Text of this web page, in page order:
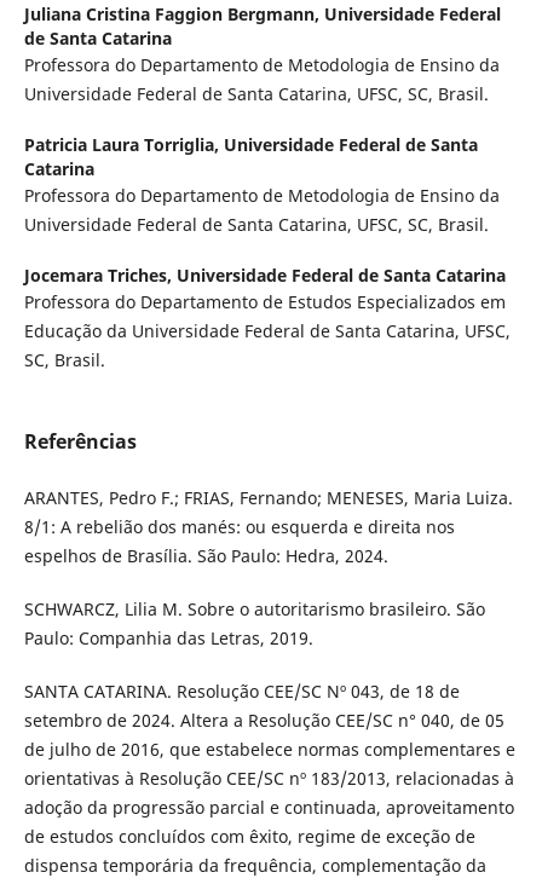
Juliana Cristina Faggion Bergmann, Universidade Federal
de Santa Catarina
Professora do Departamento de Metodologia de Ensino da
Universidade Federal de Santa Catarina, UFSC, SC, Brasil.
Patricia Laura Torriglia, Universidade Federal de Santa
Catarina
Professora do Departamento de Metodologia de Ensino da
Universidade Federal de Santa Catarina, UFSC, SC, Brasil.
Jocemara Triches, Universidade Federal de Santa Catarina
Professora do Departamento de Estudos Especializados em
Educação da Universidade Federal de Santa Catarina, UFSC,
SC, Brasil.
Referências
ARANTES, Pedro F.; FRIAS, Fernando; MENESES, Maria Luiza.
8/1: A rebelião dos manés: ou esquerda e direita nos
espelhos de Brasília. São Paulo: Hedra, 2024.
SCHWARCZ, Lilia M. Sobre o autoritarismo brasileiro. São
Paulo: Companhia das Letras, 2019.
SANTA CATARINA. Resolução CEE/SC Nº 043, de 18 de
setembro de 2024. Altera a Resolução CEE/SC n° 040, de 05
de julho de 2016, que estabelece normas complementares e
orientativas à Resolução CEE/SC nº 183/2013, relacionadas à
adoção da progressão parcial e continuada, aproveitamento
de estudos concluídos com êxito, regime de exceção de
dispensa temporária da frequência, complementação da